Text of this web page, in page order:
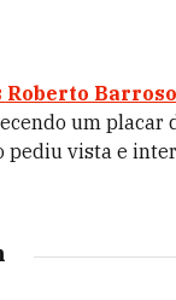
Roberto Barroso
um placar
pediu vista e